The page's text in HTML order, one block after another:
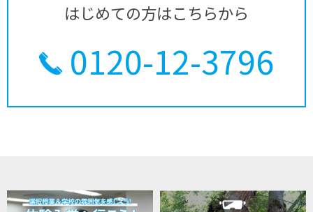
はじめての方はこちらから
0120-12-3796